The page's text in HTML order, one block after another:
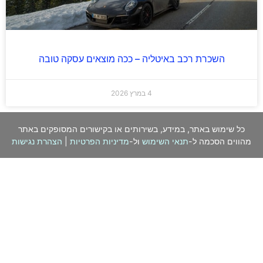
השכרת רכב באיטליה – ככה מוצאים עסקה טובה
כל שימוש באתר, במידע, בשירותים או בקישורים המסופקים באתר
מהווים הסכמה ל-תנאי השימושול- מדיניות הפרטיות|הצהרת נגישות